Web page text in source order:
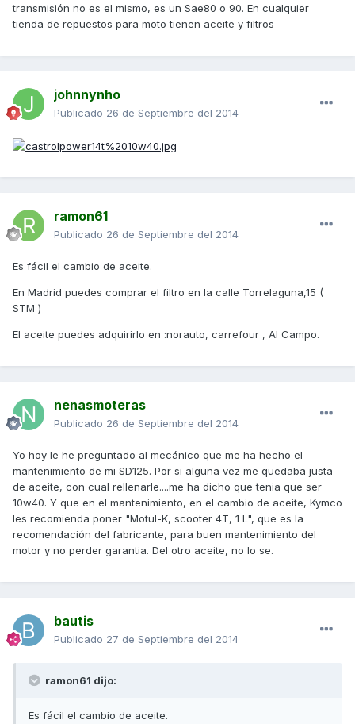
transmisión no es el mismo, es un Sae80 o 90. En cualquier
tienda de repuestos para moto tienen aceite y filtros
johnnynho
Publicado 26 de Septiembre del 2014
ramon61
Publicado 26 de Septiembre del 2014
Es fácil el cambio de aceite.
En Madrid puedes comprar el filtro en la calle Torrelaguna,15 (
STM )
El aceite puedes adquirirlo en :norauto, carrefour , Al Campo.
nenasmoteras
Publicado 26 de Septiembre del 2014
Yo hoy le he preguntado al mecánico que me ha hecho el
mantenimiento de mi SD125. Por si alguna vez me quedaba justa
de aceite, con cual rellenarle....me ha dicho que tenia que ser
10w40. Y que en el mantenimiento, en el cambio de aceite, Kymco
les recomienda poner "Motul-K, scooter 4T, 1 L", que es la
recomendación del fabricante, para buen mantenimiento del
motor y no perder garantia. Del otro aceite, no lo se.
bautis
Publicado 27 de Septiembre del 2014
ramon61 dijo:
Es fácil el cambio de aceite.